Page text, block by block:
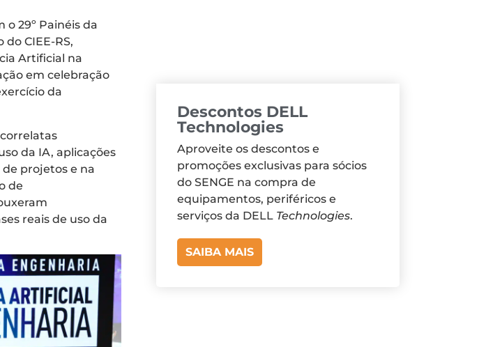
29º Painéis da
CIEE-RS,
Artificial na
em celebração
da
da IA, aplicações
projetos e na
de
reais de uso da
Descontos DELL
Technologies
Aproveite os descontos e
promoções exclusivas para sócios
do SENGE na compra de
equipamentos, periféricos e
serviços da DELL Technologies.
SAIBA MAIS